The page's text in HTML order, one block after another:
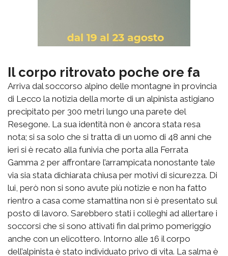
Il corpo ritrovato poche ore fa
Arriva dal soccorso alpino delle montagne in provincia
di Lecco la notizia della morte di un alpinista astigiano
precipitato per 300 metri lungo una parete del
Resegone. La sua identità non è ancora stata resa
nota; si sa solo che si tratta di un uomo di 48 anni che
ieri si è recato alla funivia che porta alla Ferrata
Gamma 2 per affrontare l’arrampicata nonostante tale
via sia stata dichiarata chiusa per motivi di sicurezza. Di
lui, però non si sono avute più notizie e non ha fatto
rientro a casa come stamattina non si è presentato sul
posto di lavoro. Sarebbero stati i colleghi ad allertare i
soccorsi che si sono attivati fin dal primo pomeriggio
anche con un elicottero. Intorno alle 16 il corpo
dell’alpinista è stato individuato privo di vita. La salma è